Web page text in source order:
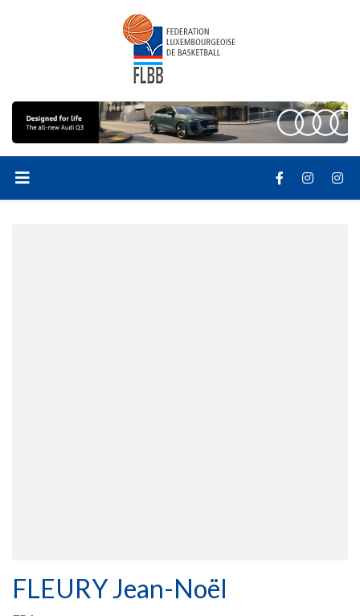
FLEURY Jean-Noël